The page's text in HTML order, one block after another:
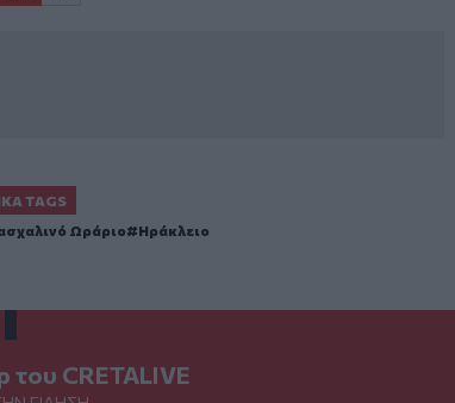
TAGS
Ωράριο Ηράκλειο
του CRETALIVE